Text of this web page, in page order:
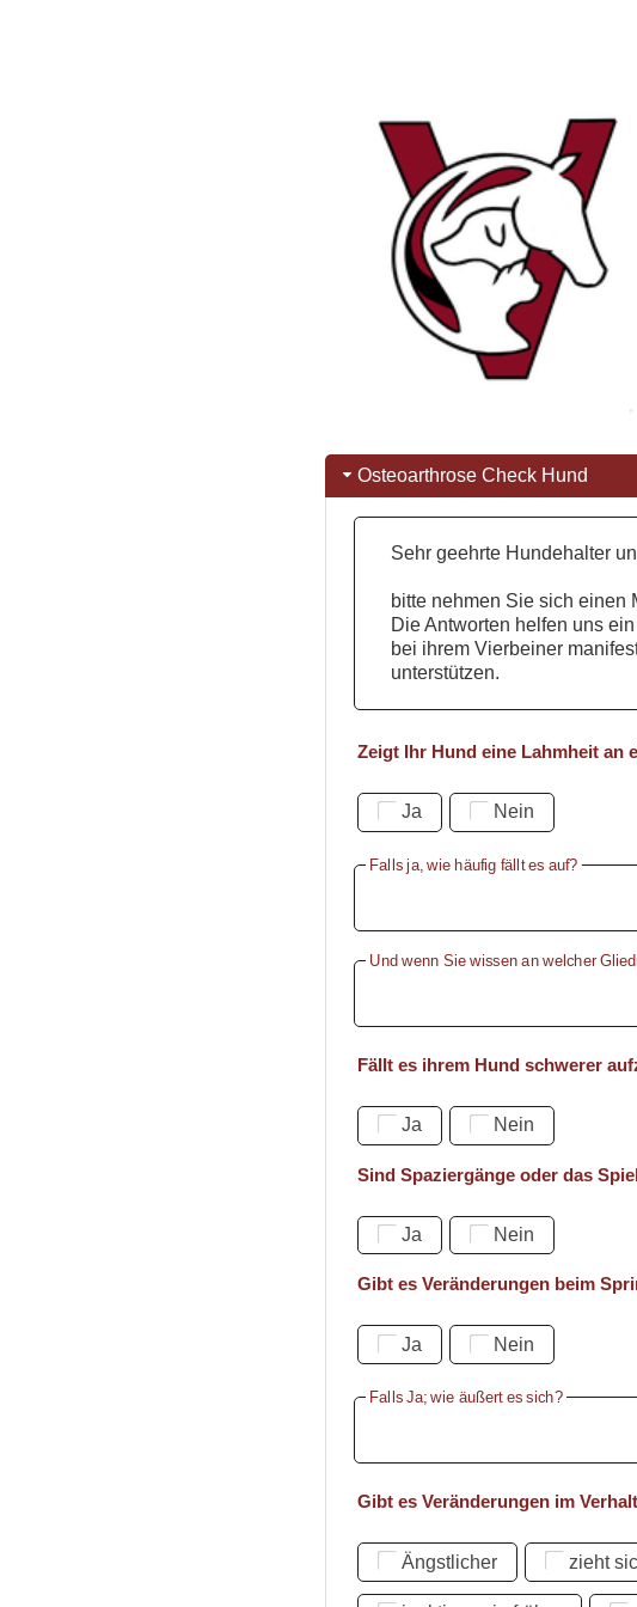
Osteoarthrose Check Hund
Sehr geehrte Hundehalter
bitte nehmen Sie sich einen
Die Antworten helfen uns
bei ihrem Vierbeiner
unterstützen.
Zeigt Ihr Hund eine Lahmheit an
Ja Nein
Falls ja, wie häufig fällt es auf?
Und wenn Sie wissen an welcher
Fällt es ihrem Hund schwerer
Ja Nein
Sind Spaziergänge oder das
Ja Nein
Gibt es Veränderungen beim
Ja Nein
Falls Ja; wie äußert es sich?
Gibt es Veränderungen im
Ängstlicher zieht